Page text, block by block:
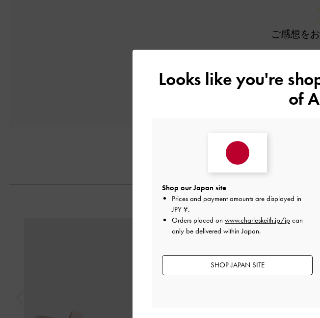
ご感想を
レ
おすす
Looks like you're
of
Shop our Japan site
Prices and payment amounts are displayed in
JPY ¥.
Orders placed on www.charleskeith.jp/jp can
only be delivered within Japan.
SHOP JAPAN SITE